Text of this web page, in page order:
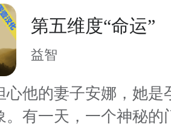
第五维度“命运”
益智
心他的妻子安娜，她是
。有一天，一个神秘的